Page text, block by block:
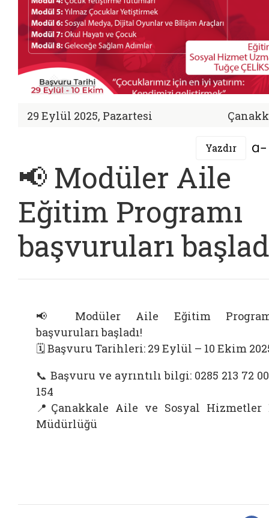
29 Eylül 2025, Pazartesi
Yazdır
📢 Modüler Aile
Eğitim Programı
başvuruları
📢 Modüler Aile Eğitim
başvuruları başladı!
🗓 Başvuru Tarihleri: 29 Eylül – 10 Ekim
📞 Başvuru ve ayrıntılı bilgi: 0285 213 72
154
📍Çanakkale Aile ve Sosyal Hizmetler
Müdürlüğü